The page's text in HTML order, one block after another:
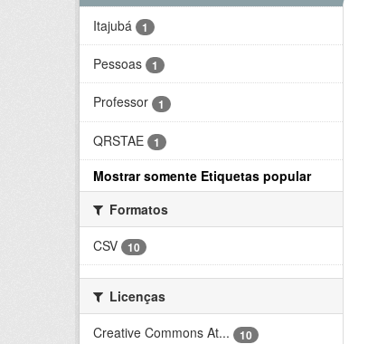
Itajubá 1
Pessoas 1
Professor 1
QRSTAE 1
Mostrar somente Etiquetas popular
Formatos
CSV
10
Licenças
Creative Commons At...
10